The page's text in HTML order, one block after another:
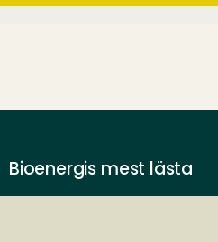
Bioenergis mest lästa